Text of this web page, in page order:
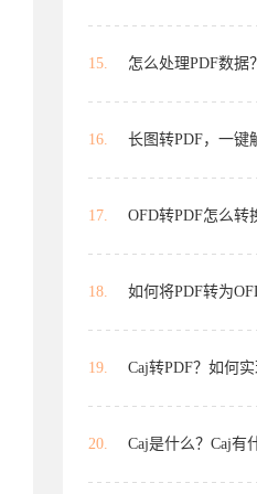
15. 怎么处理PDF数据
16. 长图转PDF，一键解
17. OFD转PDF怎么转
18. 如何将PDF转为OFD
19. Caj转PDF？如何实现
20. Caj是什么？Caj有